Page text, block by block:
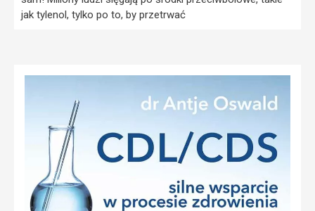
jak tylenol, tylko po to, by przetrwać